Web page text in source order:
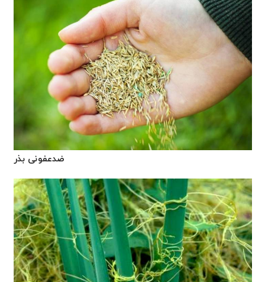
ضدعفونی بذر